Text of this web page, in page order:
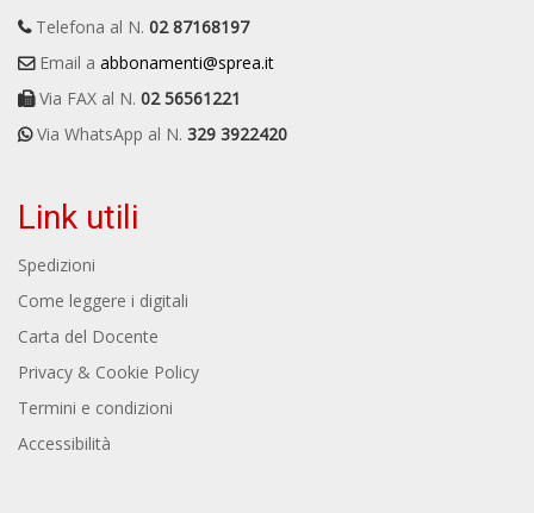
Telefona al N. 02 87168197
Email a abbonamenti@sprea.it
Via FAX al N. 02 56561221
Via WhatsApp al N. 329 3922420
Link utili
Spedizioni
Come leggere i digitali
Carta del Docente
Privacy & Cookie Policy
Termini e condizioni
Accessibilità